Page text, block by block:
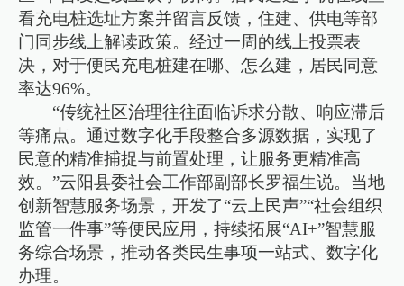
看充电桩选址方案并留言反馈，住建、供电等部
门同步线上解读政策。经过一周的线上投票表
决，对于便民充电桩建在哪、怎么建，居民同意
率达96%。
“传统社区治理往往面临诉求分散、响应滞后
等痛点。通过数字化手段整合多源数据，实现了
民意的精准捕捉与前置处理，让服务更精准高
效。”云阳县委社会工作部副部长罗福生说。当地
创新智慧服务场景，开发了“云上民声”“社会组织
监管一件事”等便民应用，持续拓展“AI+”智慧服
务综合场景，推动各类民生事项一站式、数字化
办理。